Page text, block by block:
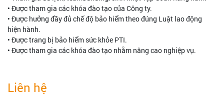
• Được tham gia các khóa đào tạo của Công ty.
• Được hưởng đầy đủ chế độ bảo hiểm theo đúng Luật lao động
hiện hành.
• Được trang bị bảo hiểm sức khỏe PTI.
• Được tham gia các khóa đào tạo nhằm nâng cao nghiệp vụ.
Liên hệ